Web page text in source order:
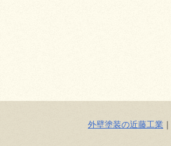
外壁塗装の近藤工業 ｜